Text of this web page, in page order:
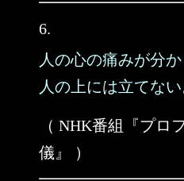
6.
人の心の痛みが分か
人の上には立てない
（ NHK番組『プロ
儀』 ）